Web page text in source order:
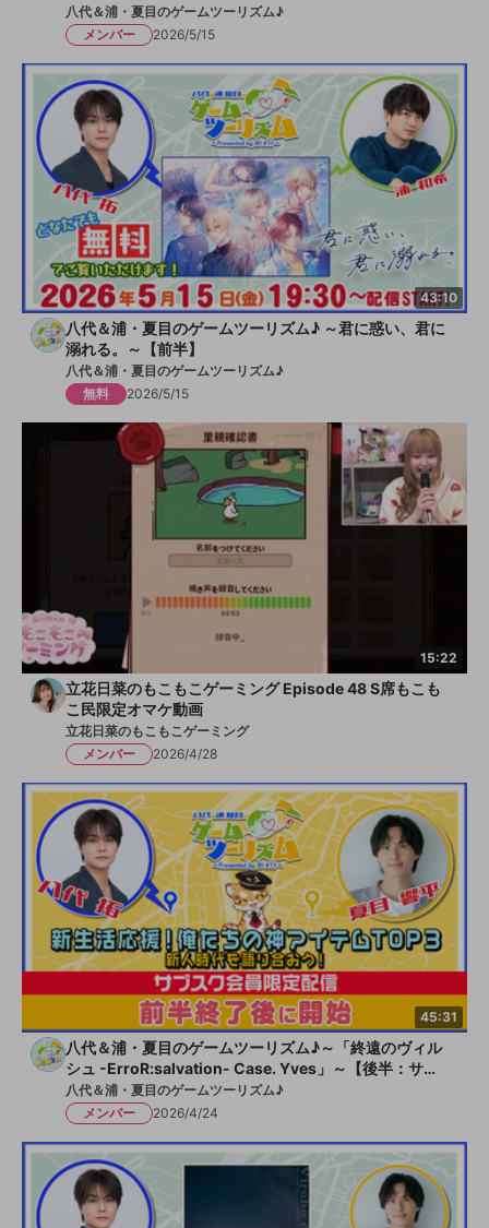
八代＆浦・夏目のゲームツーリズム♪
メンバー
2026/5/15
43:10
八代＆浦・夏目のゲームツーリズム♪ ～君に惑い、君に
溺れる。～【前半】
八代＆浦・夏目のゲームツーリズム♪
無料
2026/5/15
15:22
立花日菜のもこもこゲーミング Episode 48 S席もこも
こ民限定オマケ動画
立花日菜のもこもこゲーミング
メンバー
2026/4/28
45:31
八代＆浦・夏目のゲームツーリズム♪～「終遠のヴィル
シュ -ErroR:salvation- Case. Yves」～【後半：サブ
スク会員限定】
八代＆浦・夏目のゲームツーリズム♪
メンバー
2026/4/24